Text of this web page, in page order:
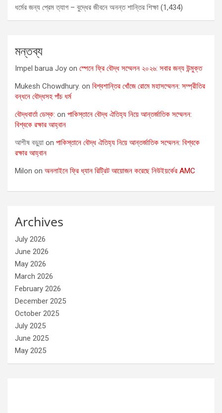
ধর্মের জন্য প্রেম ত্যাগ – বুদ্ধের জীবনে অনন্ত শান্তির শিক্ষা (1,434)
মন্তব্য
Impel barua Joy on স্পেনে ফ্রি বৌদ্ধ সম্মেলন ২০২৬: সবার জন্য উন্মুক্ত
Mukesh Chowdhury. on বিশ্বশান্তির খোঁজে রোমে মহাসম্মেলন: সম্প্রীতির
বন্ধনে বৌদ্ধসহ পাঁচ ধর্ম
বৌদ্ধবার্তা ডেস্ক: on পাকিস্তানে বৌদ্ধ ঐতিহ্য নিয়ে আন্তর্জাতিক সম্মেলন:
বিশ্বকে রক্ষার আহ্বান
আশীষ বড়ুয়া on পাকিস্তানে বৌদ্ধ ঐতিহ্য নিয়ে আন্তর্জাতিক সম্মেলন: বিশ্বকে
রক্ষার আহ্বান
Milon on অনলাইনে ফ্রি ধ্যান রিট্রিট আয়োজন করেছে নিউইয়র্কের AMC
Archives
July 2026
June 2026
May 2026
March 2026
February 2026
December 2025
October 2025
July 2025
June 2025
May 2025